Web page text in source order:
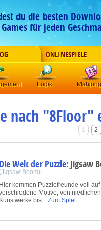
du die besten
für jeden
ONLINESPIELE
Logik Mahjong
nach "8Floor"
1 2
Die Welt der Puzzle: Jigsaw
(Jigsaw Boom)
Hier kommen Puzzlefreunde voll
Motive, von
Kunstwerke bis... Zum Spiel